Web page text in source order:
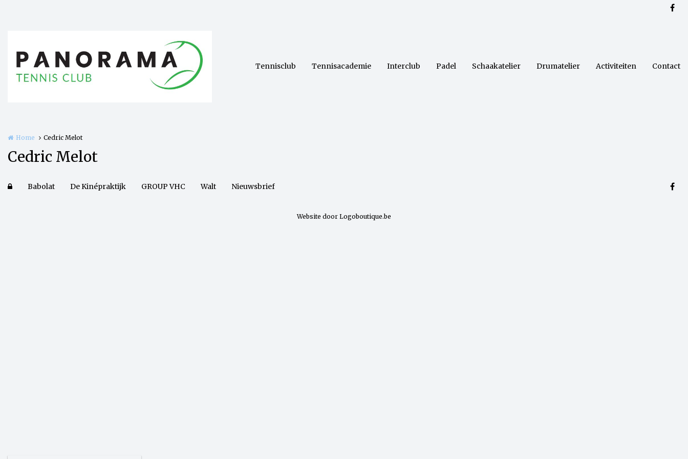
Tennisclub Tennisacademie Interclub Padel Schaakatelier Drumatelier Activiteiten Contact
Home Cedric Melot
Cedric Melot
 Babolat De Kinépraktijk GROUP VHC Walt Nieuwsbrief
Website door Logoboutique.be